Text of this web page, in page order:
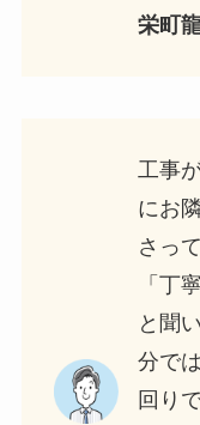
栄町
工事
にお
さっ
「丁
と聞
分で
回り